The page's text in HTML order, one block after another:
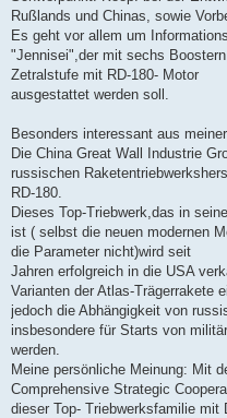
Rußlands und Chinas, sowie
Es geht vor allem um
"Jennisei",der mit sechs
Zetralstufe mit RD-180- Motor
ausgestattet werden soll.
Besonders interessant aus
Die China Great Wall Industrie
russischen
RD-180.
Dieses Top-Triebwerk,das in
ist ( selbst die neuen modernen
die Parameter nicht)wird seit
Jahren erfolgreich in die USA
Varianten der Atlas-Trägerrakete
jedoch die Abhängigkeit von
insbesondere für Starts von
werden.
Meine persönliche Meinung: Mit
Comprehensive Strategic
dieser Top- Triebwerksfamilie